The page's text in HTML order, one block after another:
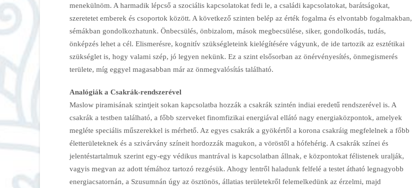
menekülnöm. A harmadik lépcső a szociális kapcsolatokat fedi le, a családi kapcsolatokat, barátságokat,
szeretetet emberek és csoportok között. A következő szinten belép az érték fogalma és elvontabb fogalmakban,
sémákban gondolkozhatunk. Önbecsülés, önbizalom, mások megbecsülése, siker, gondolkodás, tudás,
önképzés lehet a cél. Elismerésre, kognitív szükségleteink kielégítésére vágyunk, de ide tartozik az esztétikai
szükséglet is, hogy valami szép, jó legyen nekünk. Ez a szint elsősorban az önérvényesítés, önmegismerés
területe, míg eggyel magasabban már az önmegvalósítás található.
Analógiák a Csakrák-rendszerével
Maslow piramisának szintjeit sokan kapcsolatba hozzák a csakrák szintén indiai eredetű rendszerével is. A
csakrák a testben található, a főbb szerveket finomfizikai energiával ellátó nagy energiaközpontok, amelyek
megléte speciális műszerekkel is mérhető. Az egyes csakrák a gyökértől a korona csakráig megfelelnek a főbb
életterületeknek és a szivárvány színeit hordozzák magukon, a vöröstől a hófehérig. A csakrák színei és
jelentéstartalmuk szerint egy-egy védikus mantrával is kapcsolatban állnak, e központokat félistenek uralják,
vagyis megvan az adott témához tartozó rezgésük. Ahogy lentről haladunk felfelé a testet átható legnagyobb
energiacsatornán, a Szusumnán úgy az ösztönös, állatias területekről felemelkedünk az érzelmi, majd